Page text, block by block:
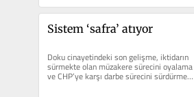
Sistem ‘safra’ atıyor
Doku cinayetindeki son gelişme, iktidarın
sürmekte olan müzakere sürecini oyalama
ve CHP’ye karşı darbe sürecini sürdürme
politikasının...